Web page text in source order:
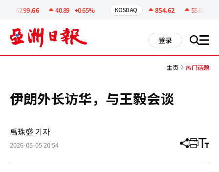
6299.66 40.89 +0.65% KOSDAQ 854.62 55.81
登录 搜 all
主页 热门话题
伊朗外长访华，与王毅会谈
禹珠盛 기자
2026-05-05 20:54 分
章
打 调
小